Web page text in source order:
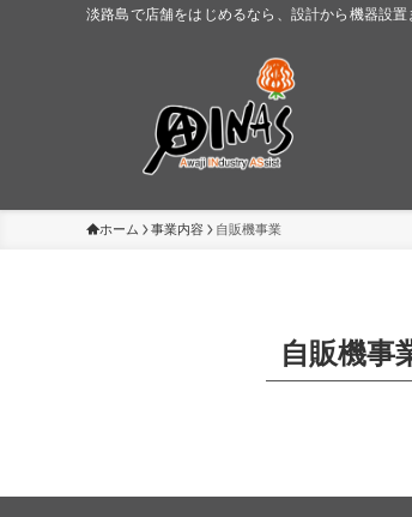
淡路島で店舗をはじめるなら、設計から機器設
ホーム 事業内容 自販機事業
自販機事